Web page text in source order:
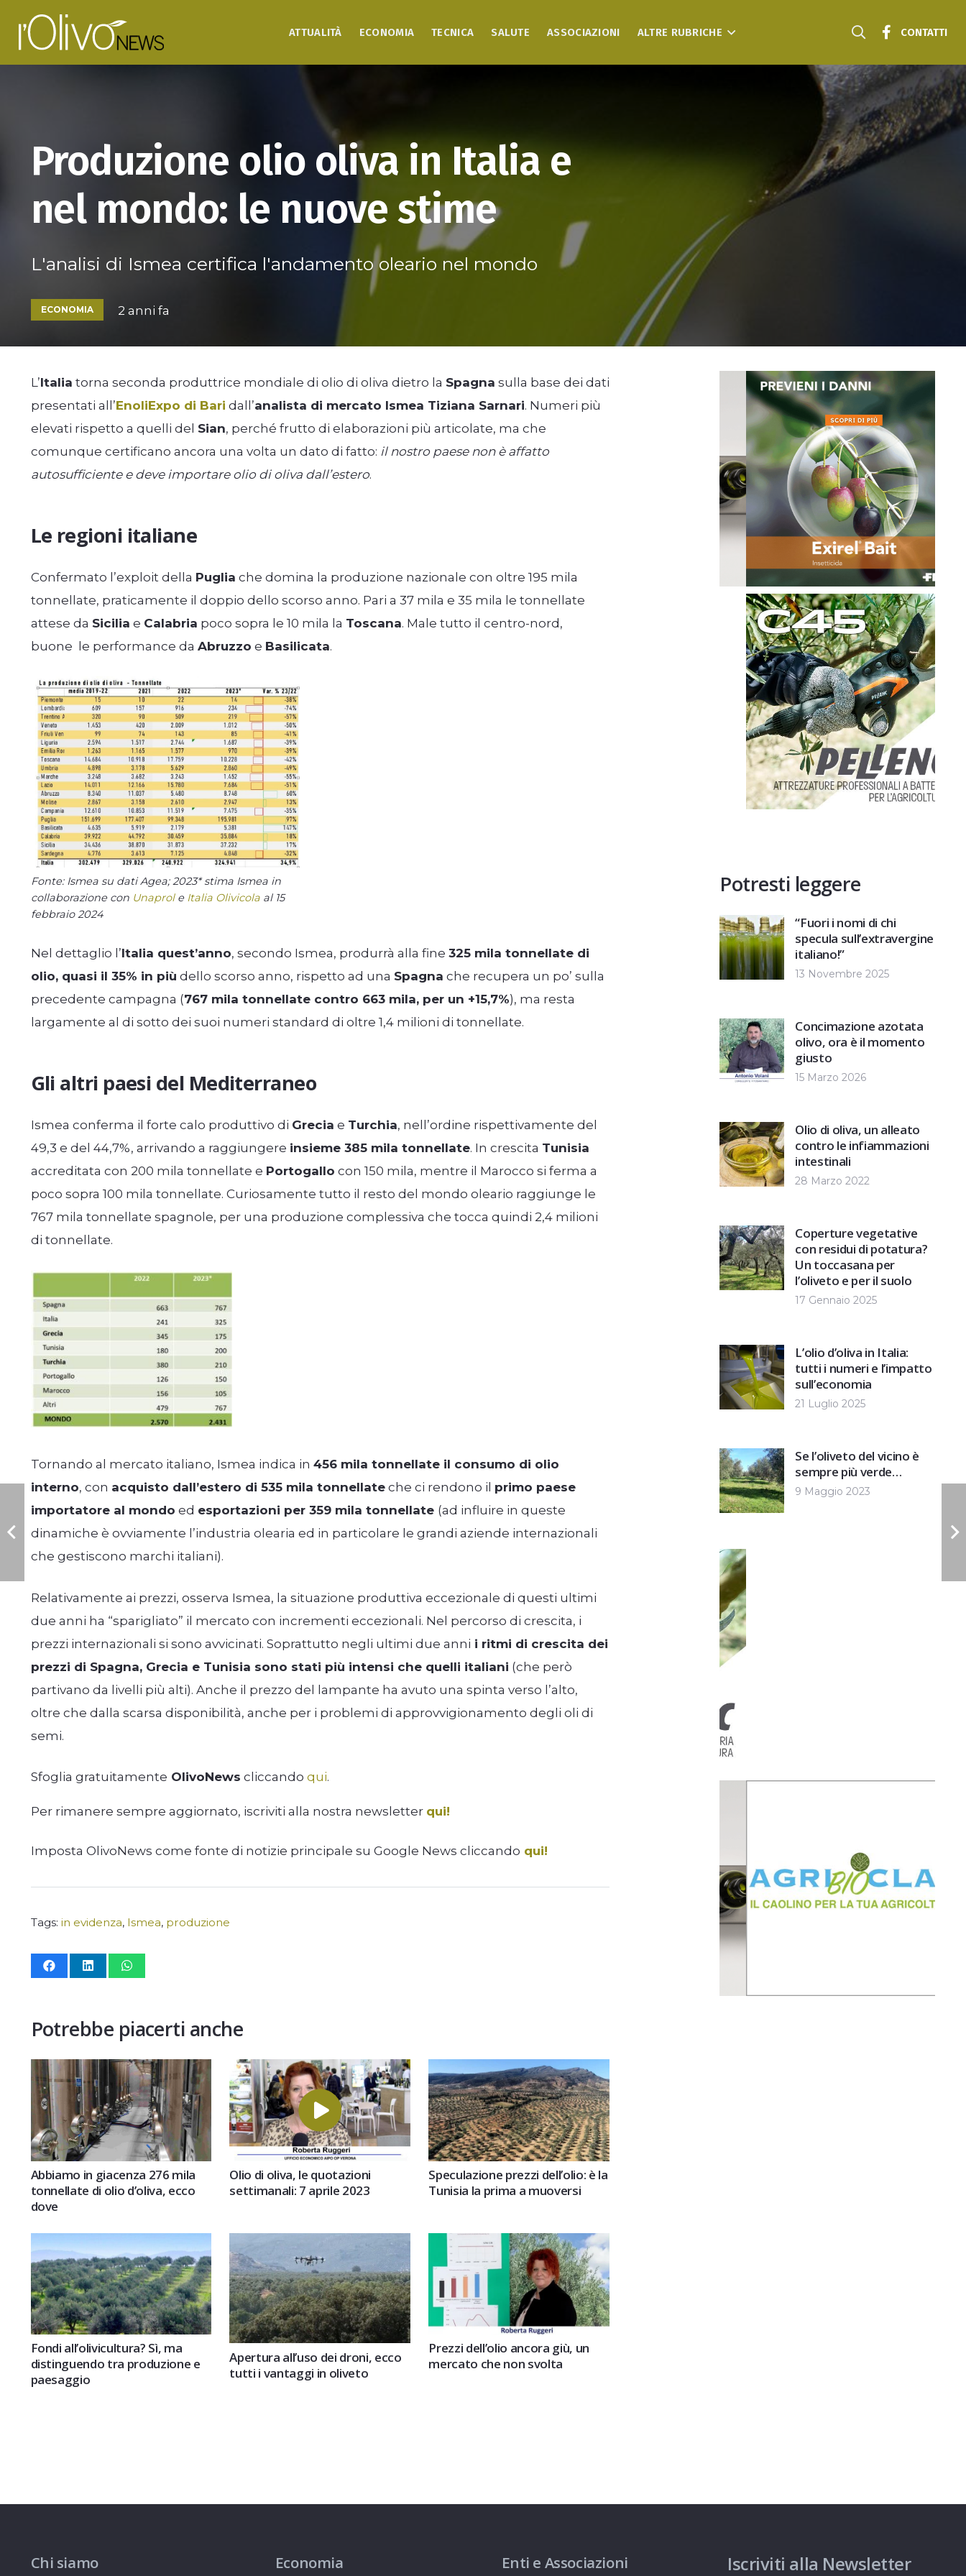
ATTUALITÀ ECONOMIA TECNICA SALUTE ASSOCIAZIONI ALTRE RUBRICHE CONTATTI
Produzione olio oliva in Italia e
nel mondo: le nuove stime
L'analisi di Ismea certifica l'andamento oleario nel mondo
ECONOMIA 2 anni fa
L’Italia torna seconda produttrice mondiale di olio di oliva dietro la Spagna sulla base dei dati
presentati all’EnoliExpo di Bari dall’analista di mercato Ismea Tiziana Sarnari. Numeri più
elevati rispetto a quelli del Sian, perché frutto di elaborazioni più articolate, ma che
comunque certificano ancora una volta un dato di fatto: il nostro paese non è affatto
autosufficiente e deve importare olio di oliva dall’estero.
Le regioni italiane
Confermato l’exploit della Puglia che domina la produzione nazionale con oltre 195 mila
tonnellate, praticamente il doppio dello scorso anno. Pari a 37 mila e 35 mila le tonnellate
attese da Sicilia e Calabria poco sopra le 10 mila la Toscana. Male tutto il centro-nord,
buone le performance da Abruzzo e Basilicata.
Fonte: Ismea su dati Agea; 2023* stima Ismea in
collaborazione con Unaprole Italia Olivicolaal 15
febbraio 2024
Nel dettaglio l’Italia quest’anno, secondo Ismea, produrrà alla fine 325 mila tonnellate di
olio, quasi il 35% in più dello scorso anno, rispetto ad una Spagna che recupera un po’ sulla
precedente campagna (767 mila tonnellate contro 663 mila, per un +15,7%), ma resta
largamente al di sotto dei suoi numeri standard di oltre 1,4 milioni di tonnellate.
Gli altri paesi del Mediterraneo
Ismea conferma il forte calo produttivo di Grecia e Turchia, nell’ordine rispettivamente del
49,3 e del 44,7%, arrivando a raggiungere insieme 385 mila tonnellate. In crescita Tunisia
accreditata con 200 mila tonnellate e Portogallo con 150 mila, mentre il Marocco si ferma a
poco sopra 100 mila tonnellate. Curiosamente tutto il resto del mondo oleario raggiunge le
767 mila tonnellate spagnole, per una produzione complessiva che tocca quindi 2,4 milioni
di tonnellate.
Tornando al mercato italiano, Ismea indica in 456 mila tonnellate il consumo di olio
interno, con acquisto dall’estero di 535 mila tonnellateche ci rendono il primo paese
importatore al mondo ed esportazioni per 359 mila tonnellate (ad influire in queste
dinamiche è ovviamente l’industria olearia ed in particolare le grandi aziende internazionali
che gestiscono marchi italiani).
Relativamente ai prezzi, osserva Ismea, la situazione produttiva eccezionale di questi ultimi
due anni ha “sparigliato” il mercato con incrementi eccezionali. Nel percorso di crescita, i
prezzi internazionali si sono avvicinati. Soprattutto negli ultimi due anni i ritmi di crescita dei
prezzi di Spagna, Grecia e Tunisia sono stati più intensi che quelli italiani (che però
partivano da livelli più alti). Anche il prezzo del lampante ha avuto una spinta verso l’alto,
oltre che dalla scarsa disponibilità, anche per i problemi di approvvigionamento degli oli di
semi.
Sfoglia gratuitamente OlivoNews cliccando qui.
Per rimanere sempre aggiornato, iscriviti alla nostra newsletter qui!
Imposta OlivoNews come fonte di notizie principale su Google News cliccando qui!
Tags: in evidenza, Ismea, produzione
Potrebbe piacerti anche
Abbiamo in giacenza 276 mila
tonnellate di olio d’oliva, ecco
dove
Olio di oliva, le quotazioni
settimanali: 7 aprile 2023
Speculazione prezzi dell’olio: è la
Tunisia la prima a muoversi
Fondi all’olivicultura? Sì, ma
distinguendo tra produzione e
paesaggio
Apertura all’uso dei droni, ecco
tutti i vantaggi in oliveto
Prezzi dell’olio ancora giù, un
mercato che non svolta
Potresti leggere
“Fuori i nomi di chi
specula sull’extravergine
italiano!”
13 Novembre 2025
Concimazione azotata
olivo, ora è il momento
giusto
15 Marzo 2026
Olio di oliva, un alleato
contro le infiammazioni
intestinali
28 Marzo 2022
Coperture vegetative
con residui di potatura?
Un toccasana per
l’oliveto e per il suolo
17 Gennaio 2025
L’olio d’oliva in Italia:
tutti i numeri e l’impatto
sull’economia
21 Luglio 2025
Se l’oliveto del vicino è
sempre più verde…
9 Maggio 2023
Chi siamo Economia Enti e Associazioni Iscriviti alla Newsletter